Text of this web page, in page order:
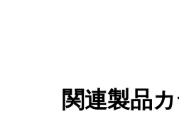
関連製品